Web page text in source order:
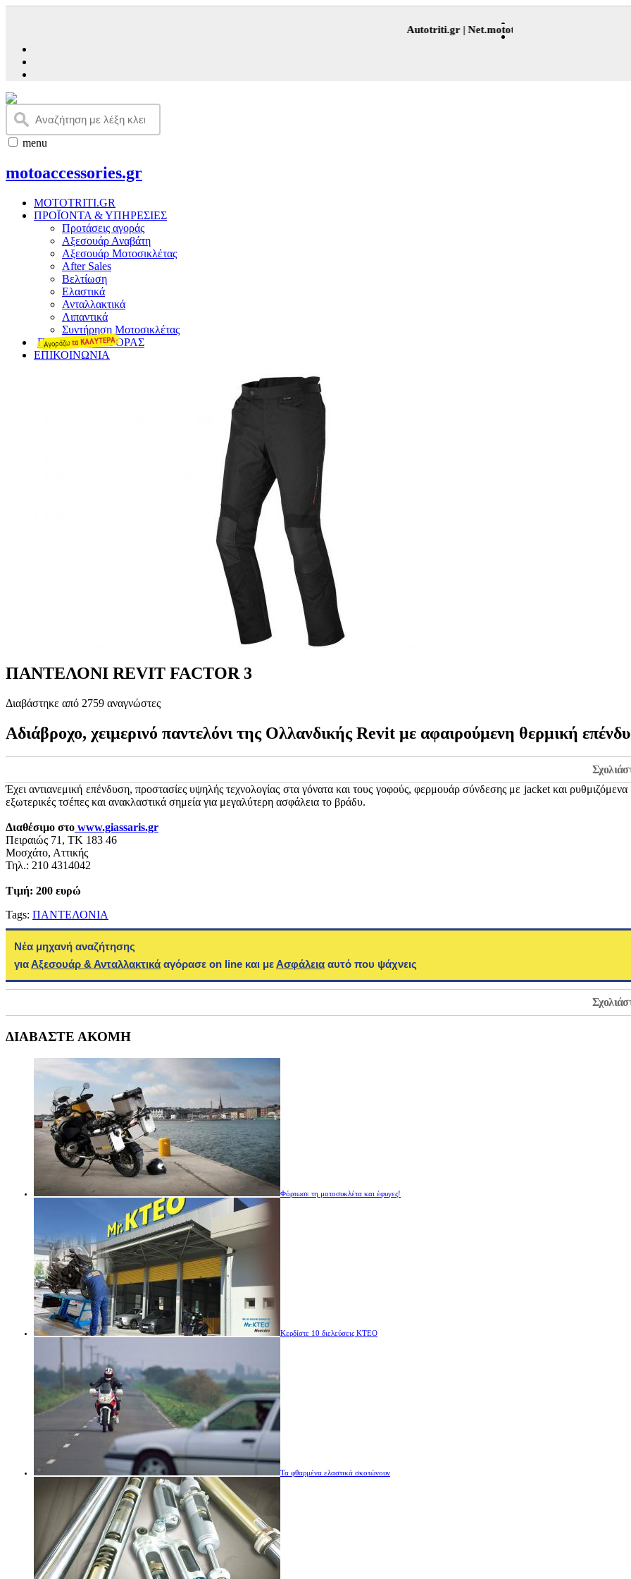
Autotriti.gr |Net.mototriti.gr |
menu
motoaccessories.gr
MOTOTRITI.GR
ΠΡΟΪΟΝΤΑ & ΥΠΗΡΕΣΙΕΣ
Προτάσεις αγοράς
Αξεσουάρ Αναβάτη
Αξεσουάρ Μοτοσικλέτας
Αfter Sales
Βελτίωση
Ελαστικά
Ανταλλακτικά
Λιπαντικά
Συντήρηση Μοτοσικλέτας
ΠΡΟΤΑΣΕΙΣ ΑΓΟΡΑΣ
ΕΠΙΚΟΙΝΩΝΙΑ
ΠΑΝΤΕΛΟΝΙ REVIT FACTOR 3
Διαβάστηκε από 2759 αναγνώστες
Αδιάβροχο, χειμερινό παντελόνι της Ολλανδικής Revit με αφαιρούμενη θερμική
Έχει αντιανεμική επένδυση, προστασίες υψηλής τεχνολογίας στα γόνατα και τους γοφούς, φερμουάρ σύνδεσης με jacket και
εξωτερικές τσέπες και ανακλαστικά σημεία για μεγαλύτερη ασφάλεια το βράδυ.
Διαθέσιμο στο www.giassaris.gr
Πειραιώς 71, ΤΚ 183 46
Μοσχάτο, Αττικής
Τηλ.: 210 4314042
Τιμή: 200 ευρώ
Tags: ΠΑΝΤΕΛΟΝΙΑ
Νέα μηχανή αναζήτησης
γιαΑξεσουάρ & Ανταλλακτικά αγόρασε on line και μεΑσφάλεια αυτό που ψάχνεις
ΔΙΑΒΑΣΤΕ ΑΚΟΜΗ
Φόρτωσε τη μοτοσυκλέτα και έφυγες!
Κερδίστε 10 διελεύσεις ΚΤΕΟ
Τα φθαρμένα ελαστικά σκοτώνουν